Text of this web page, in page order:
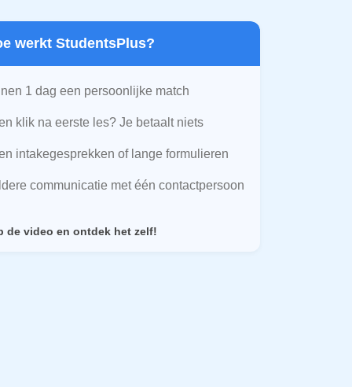
werkt StudentsPlus?
1 dag een persoonlijke match
klik na eerste les? Je betaalt niets
intakegesprekken of lange formulieren
communicatie met één contactpersoon
de video en ontdek het zelf!